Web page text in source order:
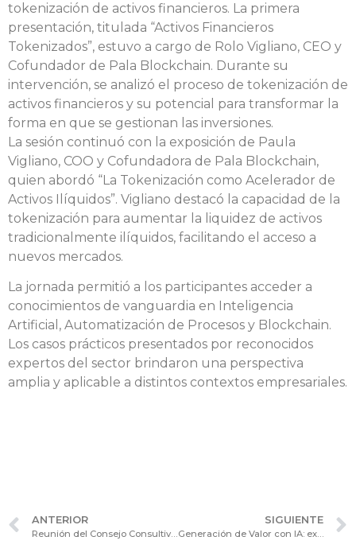
tokenización de activos financieros. La primera
presentación, titulada “Activos Financieros
Tokenizados”, estuvo a cargo de Rolo Vigliano, CEO y
Cofundador de Pala Blockchain. Durante su
intervención, se analizó el proceso de tokenización de
activos financieros y su potencial para transformar la
forma en que se gestionan las inversiones.
La sesión continuó con la exposición de Paula
Vigliano, COO y Cofundadora de Pala Blockchain,
quien abordó “La Tokenización como Acelerador de
Activos Ilíquidos”. Vigliano destacó la capacidad de la
tokenización para aumentar la liquidez de activos
tradicionalmente ilíquidos, facilitando el acceso a
nuevos mercados.
La jornada permitió a los participantes acceder a
conocimientos de vanguardia en Inteligencia
Artificial, Automatización de Procesos y Blockchain.
Los casos prácticos presentados por reconocidos
expertos del sector brindaron una perspectiva
amplia y aplicable a distintos contextos empresariales.
ANTERIOR
Reunión del Consejo Consultivo de Asuntos Jurídicos: Análisis sobre la gestión corporativa en la era de la ecoansiedad
SIGUIENTE
Generación de Valor con IA: exposición en la reunión mensual del Consejo Consultivo de Asuntos Contables